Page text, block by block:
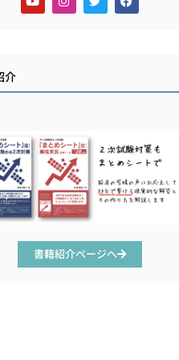
介
書籍紹介ページへ